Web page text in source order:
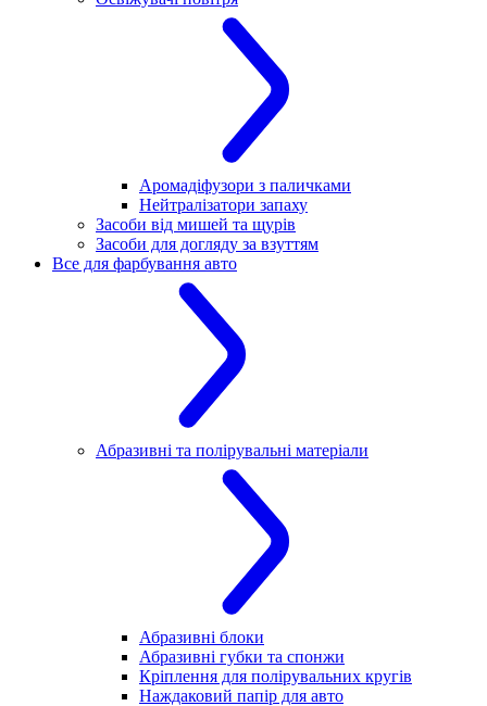
Аромадіфузори з паличками
Нейтралізатори запаху
Засоби від мишей та щурів
Засоби для догляду за взуттям
Все для фарбування авто
Абразивні та полірувальні матеріали
Абразивні блоки
Абразивні губки та спонжи
Кріплення для полірувальних кругів
Наждаковий папір для авто